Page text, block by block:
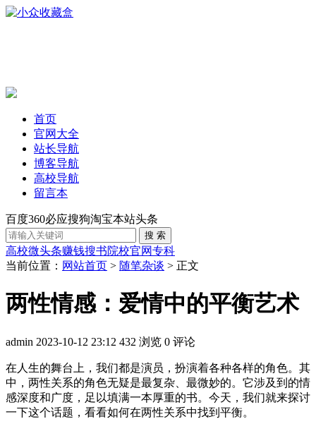
首页
官网大全
站长导航
博客导航
高校导航
留言本
百度360必应搜狗淘宝本站头条
高校微头条赚钱搜书院校官网专科
当前位置： 网站首页 > 随笔杂谈 > 正文
两性情感：爱情中的平衡艺术
admin 2023-10-12 23:12 432 浏览 0 评论
在人生的舞台上，我们都是演员，扮演着各种各样的角色。其
中，两性关系的角色无疑是最复杂、最微妙的。它涉及到的情
感深度和广度，足以填满一本厚重的书。今天，我们就来探讨
一下这个话题，看看如何在两性关系中找到平衡。